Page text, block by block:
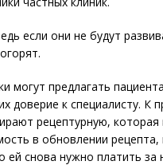
если они не будут
могут предлагать
доверие к специа­листу. К
рецептурную,
в обновлении рецепта,
ей снова нужно платить за